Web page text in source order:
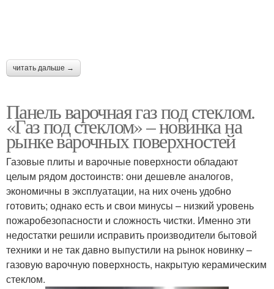
читать дальше →
Панель варочная газ под стеклом.
«Газ под стеклом» – новинка на
рынке варочных поверхностей
Газовые плиты и варочные поверхности обладают
целым рядом достоинств: они дешевле аналогов,
экономичны в эксплуатации, на них очень удобно
готовить; однако есть и свои минусы – низкий уровень
пожаробезопасности и сложность чистки. Именно эти
недостатки решили исправить производители бытовой
техники и не так давно выпустили на рынок новинку –
газовую варочную поверхность, накрытую керамическим
стеклом.